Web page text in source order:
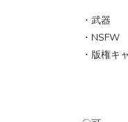
・武器
・NSFW
・版権キ